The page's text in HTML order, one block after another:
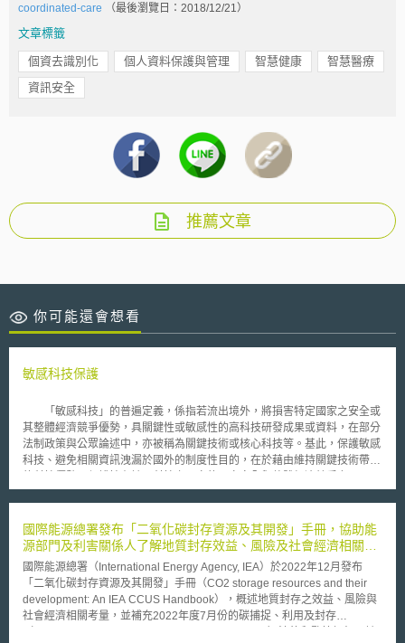
coordinated-care （最後瀏覽日：2018/12/21）
文章標籤
個資去識別化 個人資料保護與管理 智慧健康
智慧醫療
資訊安全
推薦文章
你可能還會想看
敏感科技保護
「敏感科技」的普遍定義，係指若流出境外，將損害特定國家之安全或
其整體經濟競爭優勢，具關鍵性或敏感性的高科技研發成果或資料，在部分
法制政策與公眾論述中，亦被稱為關鍵技術或核心科技等。基此，保護敏感
科技、避免相關資訊洩漏於國外的制度性目的，在於藉由維持關鍵技術帶來
各國立法例針對敏感科技建立的技術保護制度框架，多採分散型立法的
的法律或行政命令當中。這些法令基本上可區分成五個類型，分別為國家機
密保護，貨物（技術）之出口管制、外國投資審查機制、政府資助研發成果
保護措施、以及營業秘密保護法制，而我國法亦是採取這種立法架構。目前
世界主要先進國家當中，有針對敏感科技保護議題設立專法者，則屬韓國的
「防止產業技術外流及產業技術保護法」，由產業技術保護委員會作為主管
機關，依法指定「國家核心科技」，但為避免管制措施造成自由市場經濟的
過度限制，故該法規範指定應在必要的最小限度內為之。
國際能源總署發布「二氧化碳封存資源及其開發」手冊，協助能
源部門及利害關係人了解地質封存效益、風險及社會經濟相關考
量
國際能源總署（International Energy Agency, IEA）於2022年12月發布
「二氧化碳封存資源及其開發」手冊（CO2 storage resources and their
development: An IEA CCUS Handbook），概述地質封存之效益、風險與
社會經濟相關考量，並補充2022年度7月份的碳捕捉、利用及封存